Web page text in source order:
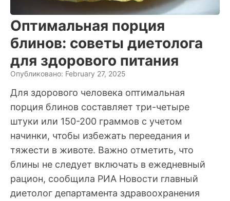
Оптимальная порция
блинов: советы диетолога
для здорового питания
Опубликовано: February 27, 2025
Для здорового человека оптимальная
порция блинов составляет три-четыре
штуки или 150-200 граммов с учетом
начинки, чтобы избежать переедания и
тяжести в животе. Важно отметить, что
блины не следует включать в ежедневный
рацион, сообщила РИА Новости главный
диетолог департамента здравоохранения